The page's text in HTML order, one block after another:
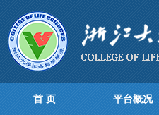
首 页 平台概况